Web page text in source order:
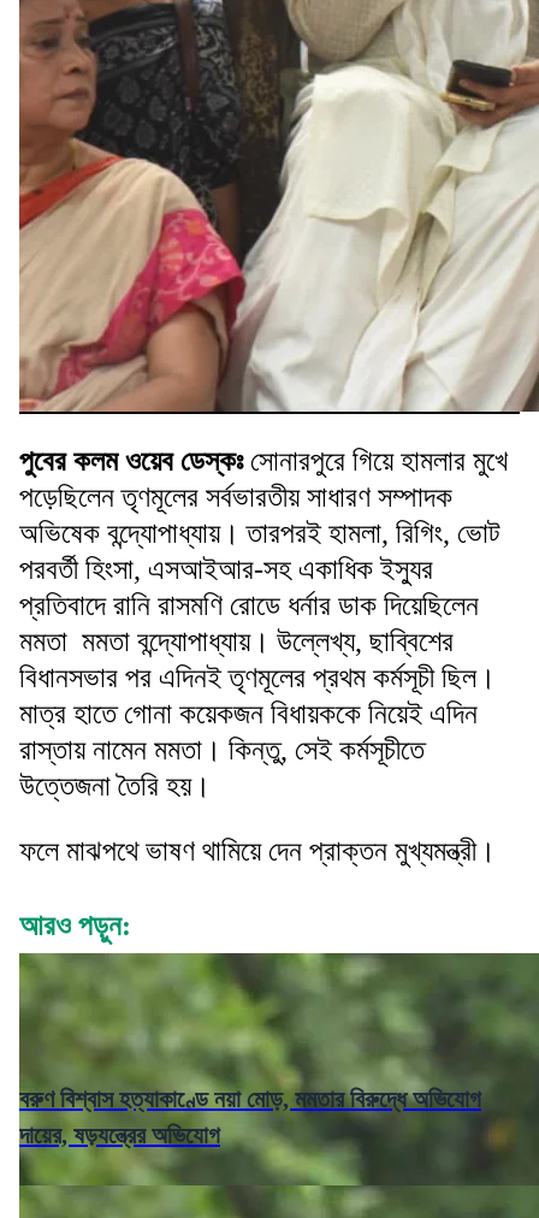
পুবের কলম ওয়েব ডেস্কঃসোনারপুরে গিয়ে হামলার মুখে
পড়েছিলেন তৃণমূলের সর্বভারতীয় সাধারণ সম্পাদক
অভিষেক বন্দ্যোপাধ্যায়। তারপরই হামলা, রিগিং, ভোট
পরবর্তী হিংসা, এসআইআর-সহ একাধিক ইস্যুর
প্রতিবাদে রানি রাসমণি রোডে ধর্নার ডাক দিয়েছিলেন
মমতা মমতা বন্দ্যোপাধ্যায়। উল্লেখ্য, ছাব্বিশের
বিধানসভার পর এদিনই তৃণমূলের প্রথম কর্মসূচী ছিল।
মাত্র হাতে গোনা কয়েকজন বিধায়ককে নিয়েই এদিন
রাস্তায় নামেন মমতা। কিন্তু, সেই কর্মসূচীতে
উত্তেজনা তৈরি হয়।
ফলে মাঝপথে ভাষণ থামিয়ে দেন প্রাক্তন মুখ্যমন্ত্রী।
আরও পড়ুন:
বরুণ বিশ্বাস হত্যাকাণ্ডে নয়া মোড়, মমতার বিরুদ্ধে অভিযোগ
দায়ের, ষড়যন্ত্রের অভিযোগ